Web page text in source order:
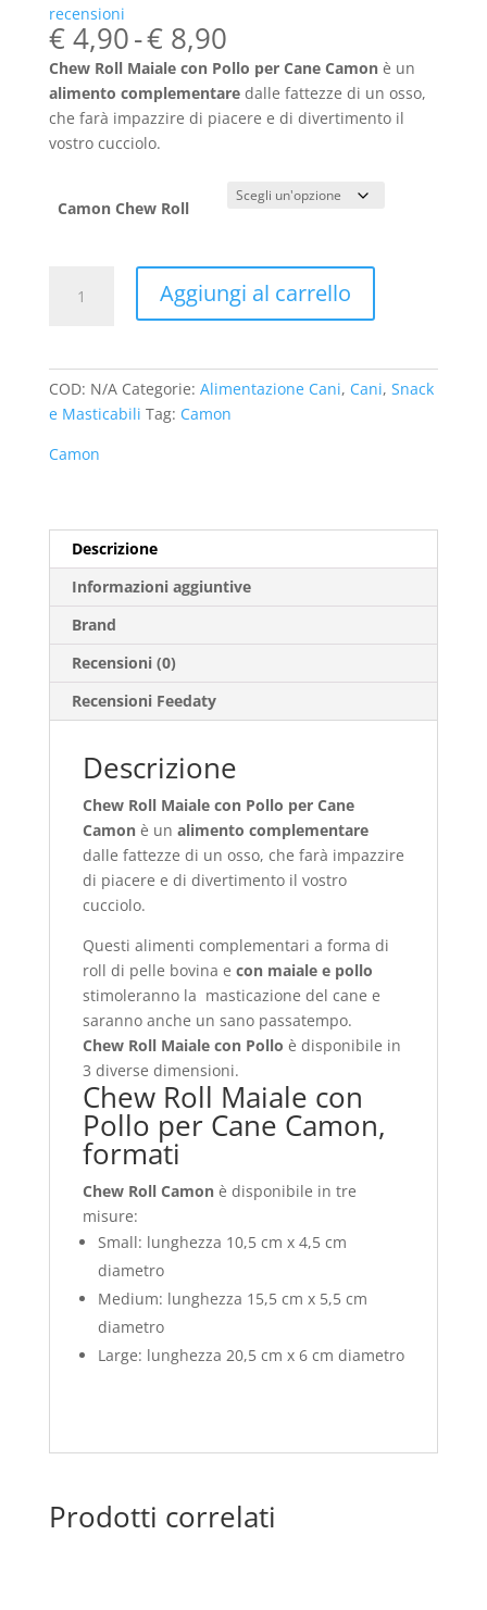
recensioni
€4,90-€8,90Fascia
di
prezzo:
da
€ 4,90
€ 8,90
Chew Roll Maiale con Pollo per Cane Camonè un
alimento complementaredalle fattezze di un osso,
che farà impazzire di piacere e di divertimento il
vostro cucciolo.
Camon Chew Roll
Camon
Aggiungi al carrello
COD: N/A Categorie: Alimentazione Cani, Cani, Snack
e Masticabili Tag: Camon
Camon
Descrizione
Informazioni aggiuntive
Brand
Recensioni (0)
Recensioni Feedaty
Descrizione
Chew Roll Maiale con Pollo per Cane
Camonè un alimento complementare
dalle fattezze di un osso, che farà impazzire
di piacere e di divertimento il vostro
cucciolo.
Questi alimenti complementari a forma di
roll di pelle bovina e con maiale e pollo
stimoleranno la masticazione del cane e
saranno anche un sano passatempo.
Chew Roll Maiale con Pollo è disponibile in
3 diverse dimensioni.
Chew Roll Maiale con
Pollo per Cane Camon,
formati
Chew Roll Camonè disponibile in tre
misure:
Small: lunghezza 10,5 cm x 4,5 cm
diametro
Medium: lunghezza 15,5 cm x 5,5 cm
diametro
Large: lunghezza 20,5 cm x 6 cm diametro
Prodotti correlati